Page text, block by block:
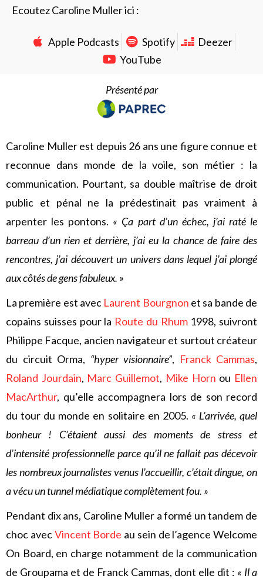
Ecoutez Caroline Muller ici :
Apple Podcasts Spotify
Deezer
YouTube
Présenté par
Caroline Muller est depuis 26 ans une figure connue et
reconnue dans monde de la voile, son métier : la
communication. Pourtant, sa double maîtrise de droit
public et pénal ne la prédestinait pas vraiment à
arpenter les pontons. « Ça part d’un échec, j’ai raté le
barreau d’un rien et derrière, j’ai eu la chance de faire des
rencontres, j’ai découvert un univers dans lequel j’ai plongé
aux côtés de gens fabuleux. »
La première est avec Laurent Bourgnon et sa bande de
copains suisses pour la Route du Rhum1998, suivront
Philippe Facque, ancien navigateur et surtout créateur
du circuit Orma, “hyper visionnaire”, Franck Cammas,
Roland Jourdain, Marc Guillemot, Mike Horn ou Ellen
MacArthur, qu’elle accompagnera lors de son record
du tour du monde en solitaire en 2005. « L’arrivée, quel
bonheur ! C’étaient aussi des moments de stress et
d’intensité professionnelle parce qu’il ne fallait pas décevoir
les nombreux journalistes venus l’accueillir, c’était dingue, on
a vécu un tunnel médiatique complètement fou. »
Pendant dix ans, Caroline Muller a formé un tandem de
choc avecVincent Borde au sein de l’agence Welcome
On Board, en charge notamment de la communication
de Groupama et de Franck Cammas, dont elle dit : « Il a